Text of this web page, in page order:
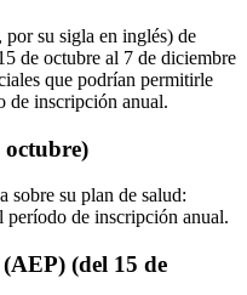
su sigla en inglés) de
de octubre al 7 de diciembre
que podrían permitirle
de inscripción anual.
octubre)
sobre su plan de salud:
período de inscripción anual.
(del 15 de